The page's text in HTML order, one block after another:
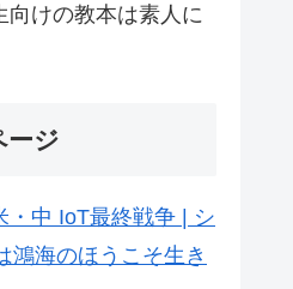
けの教本は素人に
ージ
中 IoT最終戦争 | シ
鴻海のほうこそ生き